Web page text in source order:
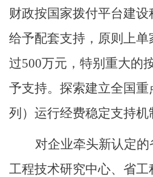
财政按国家拨付平台建
给予配套支持，原则上单
过500万元 ， 特别重大的
予支持。探索建立全国重
列）运行经费稳定支持机
对企业牵头新认定
工程技术研究中心、省